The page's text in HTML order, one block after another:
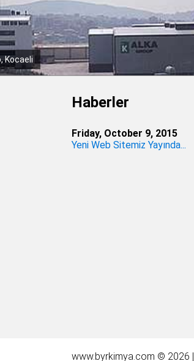
Birlik, Bursa
Haberler
Friday, October 9, 2015
Yeni Web Sitemiz Yayında...
www.byrkimya.com © 2026 |